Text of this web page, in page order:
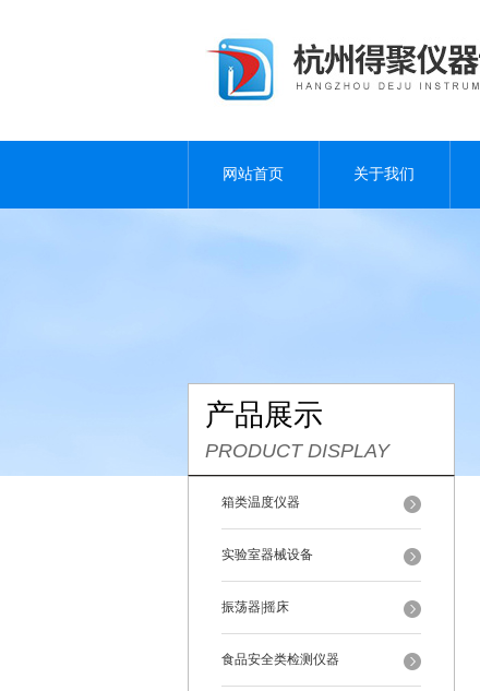
网站首页 关于我们
产品展示
PRODUCT DISPLAY
箱类温度仪器
实验室器械设备
振荡器|摇床
食品安全类检测仪器